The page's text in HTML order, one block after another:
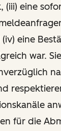
(iii) eine
eine
war.
für die